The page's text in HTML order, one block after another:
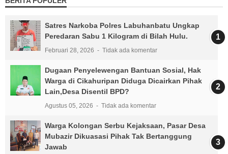
Satres Narkoba Polres Labuhanbatu Ungkap
Peredaran Sabu 1 Kilogram di Bilah Hulu.
Februari 28, 2026 Tidak ada komentar
Dugaan Penyelewengan Bantuan Sosial, Hak
Warga di Cikahuripan Diduga Dicairkan Pihak
Lain,Desa Disentil BPD?
Agustus 05, 2026 Tidak ada komentar
Warga Kolongan Serbu Kejaksaan, Pasar Desa
Mubazir Dikuasasi Pihak Tak Bertanggung
Jawab